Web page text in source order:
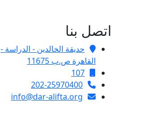
اتصل بنا
حديقة الخالدين - الدراسة -
القاهرة ص.ب 11675
107
202-25970400
info@dar-alifta.org